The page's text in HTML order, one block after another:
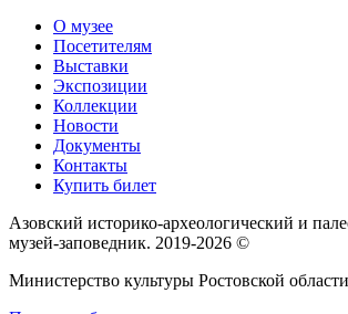
О музее
Посетителям
Выставки
Экспозиции
Коллекции
Новости
Документы
Контакты
Купить билет
Азовский историко‑археологический и
музей‑заповедник. 2019-2026 ©
Министерство культуры Ростовской области